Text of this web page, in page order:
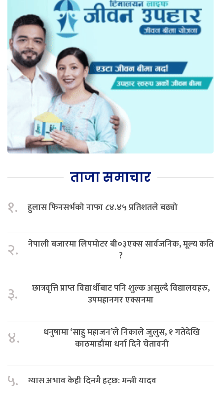
ताजा समाचार
१. हुलास फिनसर्भको नाफा ८४.४५ प्रतिशतले बढ्यो
२.
नेपाली बजारमा लिपमोटर बी०३एक्स सार्वजनिक, मूल्य कति
?
३.
छात्रवृत्ति प्राप्त विद्यार्थीबाट पनि शुल्क असुल्दै विद्यालयहरु,
उपमहानगर एक्सनमा
४.
धनुषामा ‘साहु महाजन’ले निकाले जुलुस, १ गतेदेखि
काठमाडौंमा धर्ना दिने चेतावनी
५. ग्यास अभाव केही दिनमै हट्छ: मन्त्री यादव